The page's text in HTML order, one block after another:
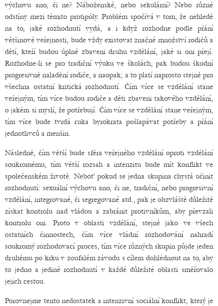
výchovu ano, či ne? Náboženské, nebo sekulární? Nebo různé
odstíny mezi těmito protipóly. Problém spočívá v tom, že nehledě
na to, jaké rozhodnutí vydá, a i když rozhodne podle přání
většinové veřejnosti, bude vždy existovat značné množství rodičů a
dětí, kteří budou úplně zbaveni druhu vzdělání, jaké si oni přejí.
Rozhodne-li se pro tradiční výuku ve školách, pak budou škodní
progresivně naladění rodiče, a naopak; a to platí naprosto stejně pro
všechna ostatní kritická rozhodnutí. Čím více se vzdělání stane
veřejným, tím více budou rodiče a děti zbaveni takového vzdělání,
o jakém si myslí, že potřebují. Čím více se vzdělání stane veřejným,
tím více bude tvrdá ruka byrokrata pošlapávat potřeby a přání
jednotlivců a menšin.
Následně, čím větší bude sféra veřejného vzdělání oproti vzdělání
soukromému, tím větší rozsah a intenzitu bude mít konflikt ve
společenském životě. Neboť pokud se jedna skupina chystá učinit
rozhodnutí: sexuální výchovu ano, či ne, tradiční, nebo progresivní
vzdělání, integrované, či segregované atd., pak je obzvláště důležité
získat kontrolu nad vládou a zabránit protivníkům, aby převzali
kontrolu oni. Proto v oblasti vzdělání, stejně jako ve všech
ostatních činnostech, čím více vládní rozhodování nahradí
soukromý rozhodovací proces, tím více různých skupin půjde jeden
druhému po krku v zoufalém závodu s cílem dohlédnout na to, aby
to jedno a jediné rozhodnutí v každé důležité oblasti směřovalo
jejich cestou.
Porovnejme tento nedostatek a intenzivní sociální konflikt, který je